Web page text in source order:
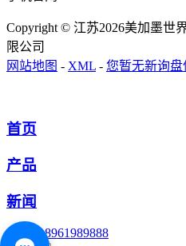
Copyright © 江苏2026美加墨世
限公司
网站地图 - XML - 您暂无新询盘
首页
产品
新闻
18961989888